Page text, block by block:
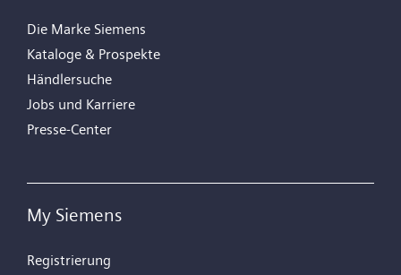
Die Marke Siemens
Kataloge & Prospekte
Händlersuche
Jobs und Karriere
Presse-Center
My Siemens
Registrierung